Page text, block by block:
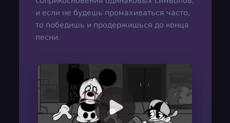
и если не будешь промахиваться часто,
то победишь и продержишься до конца
песни.